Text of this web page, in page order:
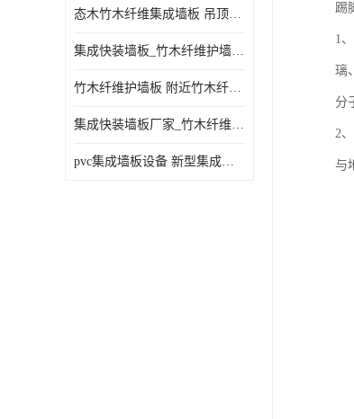
态木竹木纤维集成墙板 吊顶板材 扣板快装 护墙板
集成快装墙板_竹木纤维护墙板厂家_竹木纤维集成墙板厂家
竹木纤维护墙板 附近竹木纤维集成墙板厂
集成快装墙板厂家_竹木纤维护墙板厂家_竹木纤维集成墙板厂家
pvc集成墙板设备 新型集成墙板 厂家供应
踢
1
璃
分
2
与